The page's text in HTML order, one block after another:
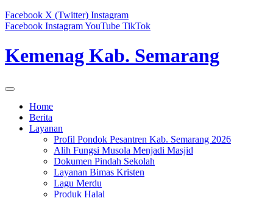
Facebook X (Twitter) Instagram
Facebook InstagramYouTube TikTok
Kemenag Kab. Semarang
Home
Berita
Layanan
Profil Pondok Pesantren Kab. Semarang 2026
Alih Fungsi Musola Menjadi Masjid
Dokumen Pindah Sekolah
Layanan Bimas Kristen
Lagu Merdu
Produk Halal